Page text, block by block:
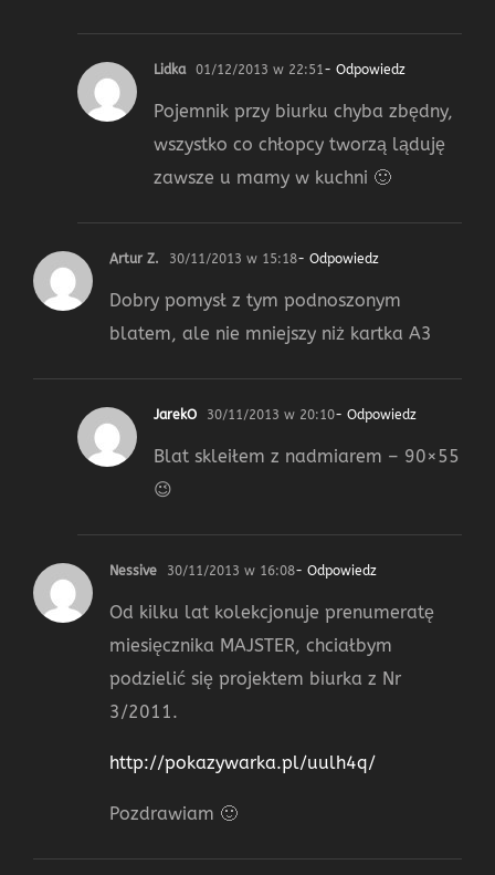
Lidka 01/12/2013 w 22:51- Odpowiedz
Pojemnik przy biurku chyba zbędny,
wszystko co chłopcy tworzą ląduję
zawsze u mamy w kuchni 🙂
Artur Z. 30/11/2013 w 15:18- Odpowiedz
Dobry pomysł z tym podnoszonym
blatem, ale nie mniejszy niż kartka A3
JarekO 30/11/2013 w 20:10- Odpowiedz
Blat skleiłem z nadmiarem – 90×55
😉
Nessive 30/11/2013 w 16:08- Odpowiedz
Od kilku lat kolekcjonuje prenumeratę
miesięcznika MAJSTER, chciałbym
podzielić się projektem biurka z Nr
3/2011.
http://pokazywarka.pl/uulh4q/
Pozdrawiam 🙂